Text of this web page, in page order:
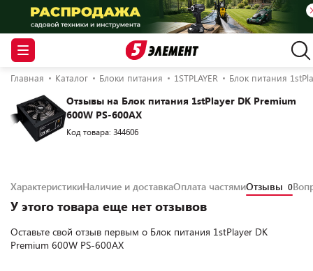
Главная Каталог Блоки питания 1STPLAYER Блок питания
Отзывы на Блок питания 1stPlayer DK Premium
600W PS-600AX
Код товара: 344606
ХарактеристикиНаличие и доставкаОплата частямиОтзывы 0
У этого товара еще нет отзывов
Оставьте свой отзыв первым о Блок питания 1stPlayer DK
Premium 600W PS-600AX